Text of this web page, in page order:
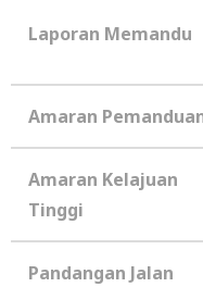
Laporan Memandu
Amaran
Amaran Kelajuan
Tinggi
Pandangan Jalan